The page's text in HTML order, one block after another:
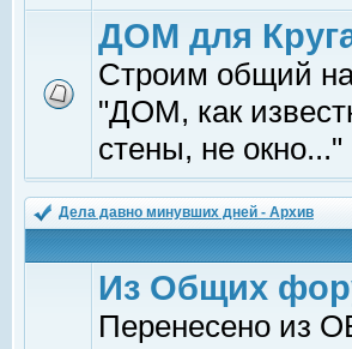
ДОМ для
Строим общий
"ДОМ, как
стены, не окно..."
Дела давно минувших дней - Архив
Из Общих
Перенесено из